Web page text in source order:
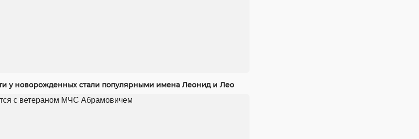
у новорожденных стали популярными имена Леонид и Лео